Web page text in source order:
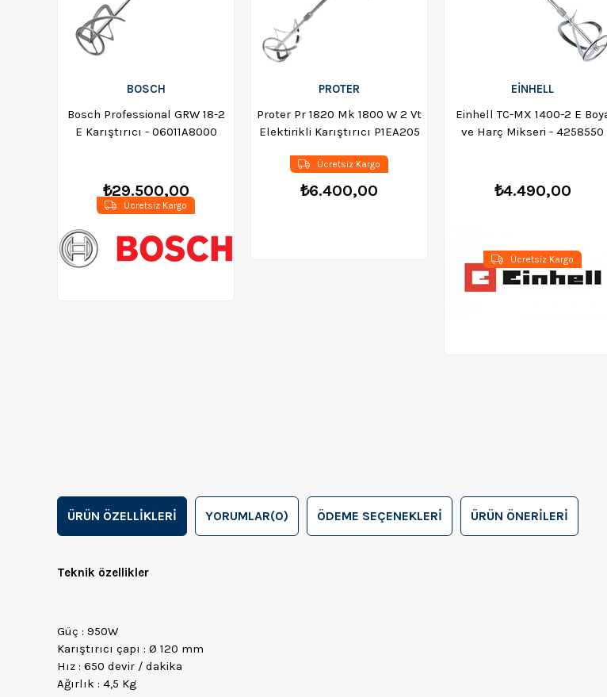
BOSCH
Bosch Professional GRW 18-2
E Karıştırıcı - 06011A8000
₺29.500,00
Ücretsiz Kargo
PROTER
Proter Pr 1820 Mk 1800 W 2 Vt
Elektirikli Karıştırıcı P1EA205
₺6.400,00
Ücretsiz Kargo
EİNHELL
Einhell TC-MX 1400-2 E
ve Harç Mikseri - 4258550
₺4.490,00
Ücretsiz Kargo
ÜRÜN ÖZELLIKLERI YORUMLAR(0) ÖDEME SEÇENEKLERI ÜRÜN ÖNERILERI
Teknik özellikler
Güç : 950W
Karıştırıcı çapı : Ø 120 mm
Hız : 650 devir / dakika
Ağırlık : 4,5 Kg